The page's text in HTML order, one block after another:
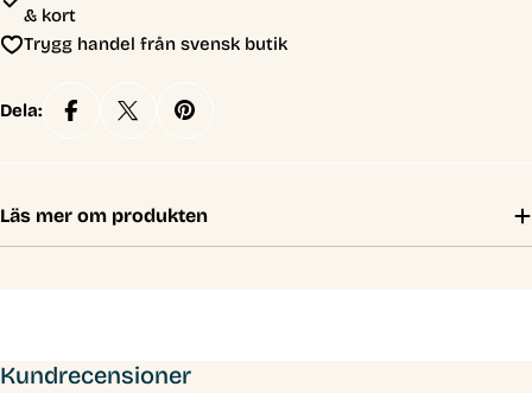
& kort
Trygg handel från svensk butik
Dela:
Läs mer om produkten
Kundrecensioner